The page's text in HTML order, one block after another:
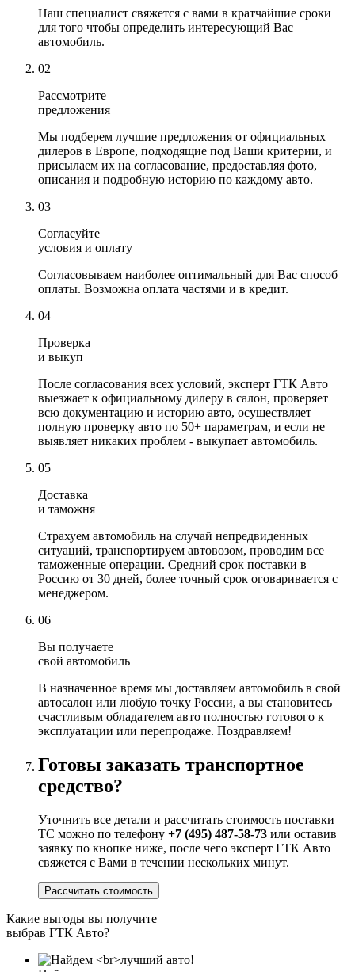
Наш специалист свяжется с вами в кратчайшие сроки
для того чтобы определить интересующий Вас
автомобиль.
02
Рассмотрите
предложения
Мы подберем лучшие предложения от официальных
дилеров в Европе, подходящие под Ваши критерии, и
присылаем их на согласование, предоставляя фото,
описания и подробную историю по каждому авто.
03
Согласуйте
условия и оплату
Согласовываем наиболее оптимальный для Вас способ
оплаты. Возможна оплата частями и в кредит.
04
Проверка
и выкуп
После согласования всех условий, эксперт ГТК Авто
выезжает к официальному дилеру в салон, проверяет
всю документацию и историю авто, осуществляет
полную проверку авто по 50+ параметрам, и если не
выявляет никаких проблем - выкупает автомобиль.
05
Доставка
и таможня
Страхуем автомобиль на случай непредвиденных
ситуаций, транспортируем автовозом, проводим все
таможенные операции. Средний срок поставки в
Россию от 30 дней, более точный срок оговаривается с
менеджером.
06
Вы получаете
свой автомобиль
В назначенное время мы доставляем автомобиль в свой
автосалон или любую точку России, а вы становитесь
счастливым обладателем авто полностью готового к
эксплуатации или перепродаже. Поздравляем!
Готовы заказать транспортное
средство?
Уточнить все детали и рассчитать стоимость поставки
ТС можно по телефону +7 (495) 487-58-73 или оставив
заявку по кнопке ниже, после чего эксперт ГТК Авто
свяжется с Вами в течении нескольких минут.
Рассчитать стоимость
Какие выгоды вы получите
выбрав ГТК Авто?